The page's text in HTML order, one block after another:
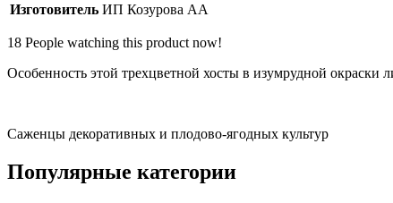
литр
(С3))
quantity
Изготовитель ИП Козурова АА
18 People watching this product now!
Особенность этой трехцветной хосты в изумрудной окраски
Саженцы декоративных и плодово-ягодных культур
Популярные категории